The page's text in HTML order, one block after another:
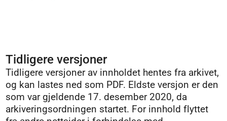
Tidligere versjoner
Tidligere versjoner av innholdet hentes fra arkivet,
og kan lastes ned som PDF. Eldste versjon er den
som var gjeldende 17. desember 2020, da
arkiveringsordningen startet. For innhold flyttet